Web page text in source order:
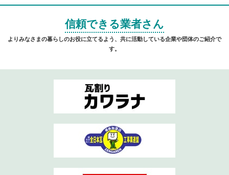
信頼できる業者さん
よりみなさまの暮らしのお役に立てるよう、共に活動している企業や団体のご紹介で
す。